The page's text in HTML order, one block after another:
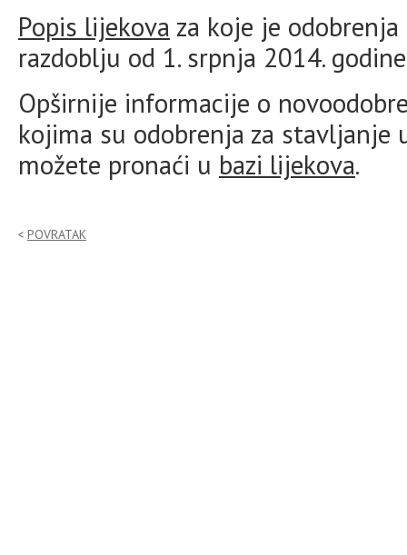
Popis lijekova za koje je
razdoblju od 1. srpnja 2014.
Opširnije informacije o
kojima su odobrenja za
možete pronaći u bazi lijekova.
POVRATAK